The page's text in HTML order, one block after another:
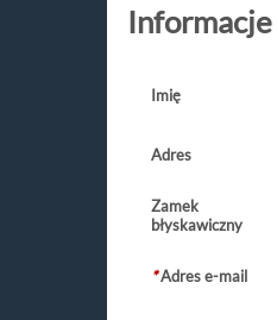
Imię
Adres
Zamek
błyskawiczny
*Adres e-mail